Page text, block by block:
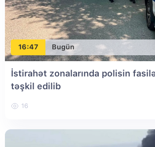
16:47 Bugün
İstirahət zonalarında polisin
təşkil edilib
16